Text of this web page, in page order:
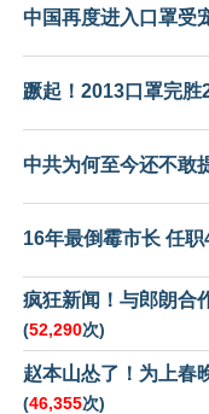
中国再度进入口罩受
蹶起！2013口罩完胜
中共为何至今还不敢
16年最倒霉市长 任
疯狂新闻！与郎朗合
(52,290次)
赵本山怂了！为上春
(46,355次)